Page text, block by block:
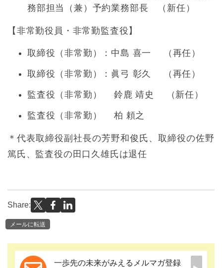
務部担当（兼）予約業務部長 （新任）
【非常勤役員・非常勤監査役】
取締役（非常勤）：中島 喜一 （再任）
取締役（非常勤）：眞弓 彰久 （再任）
監査役（非常勤） 鈴鹿 靖史 （新任）
監査役（非常勤） 柏 頼之
＊代表取締役副社長の芳野和俊氏、取締役の佐野
篤氏、監査役の田口久雄氏は退任
Share:
メールに転送
一歩先の未来がみえるメルマガ登録